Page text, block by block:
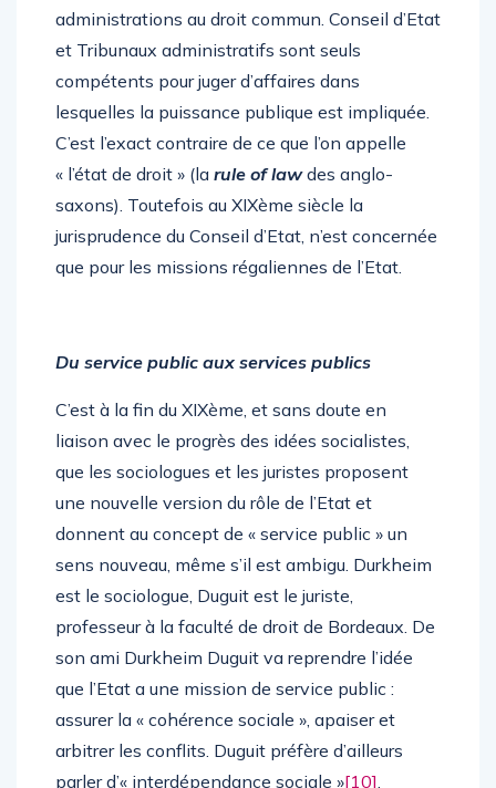
administrations au droit commun. Conseil d’Etat
et Tribunaux administratifs sont seuls
compétents pour juger d’affaires dans
lesquelles la puissance publique est impliquée.
C’est l’exact contraire de ce que l’on appelle
« l’état de droit » (la rule of lawdes anglo-
saxons). Toutefois au XIXème siècle la
jurisprudence du Conseil d’Etat, n’est concernée
que pour les missions régaliennes de l’Etat.
Du service public aux services publics
C’est à la fin du XIXème, et sans doute en
liaison avec le progrès des idées socialistes,
que les sociologues et les juristes proposent
une nouvelle version du rôle de l’Etat et
donnent au concept de « service public » un
sens nouveau, même s’il est ambigu. Durkheim
est le sociologue, Duguit est le juriste,
professeur à la faculté de droit de Bordeaux. De
son ami Durkheim Duguit va reprendre l’idée
que l’Etat a une mission de service public :
assurer la « cohérence sociale », apaiser et
arbitrer les conflits. Duguit préfère d’ailleurs
parler d’« interdépendance sociale »[10].